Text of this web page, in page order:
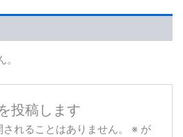
投稿します
れることはありません。 ※ が